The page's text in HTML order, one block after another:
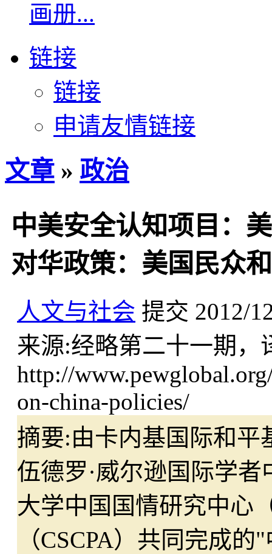
画册...
链接
链接
申请友情链接
文章 » 政治
中美安全认知项目：
对华政策：美国民众
人文与社会 提交 2012/
来源:经略第二十一期，
http://
on-china-policies/
摘要:由卡内基国际和平
伍德罗·威尔逊国际学
大学中国国情研究中心
（CSCPA）共同完成